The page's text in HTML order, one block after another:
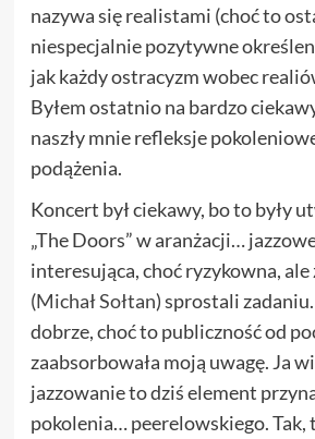
nazywa się realistami (choć to
niespecjalnie pozytywne
jak każdy ostracyzm wobec
Byłem ostatnio na bardzo
naszły mnie refleksje
podążenia.
Koncert był ciekawy, bo to były
„The Doors” w aranżacji…
interesująca, choć ryzykowna, ale
(Michał Sołtan) sprostali
dobrze, choć to publiczność od
zaabsorbowała moją uwagę. Ja
jazzowanie to dziś element
pokolenia… peerelowskiego. Tak,